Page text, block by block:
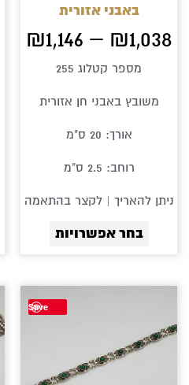
באבני אזורית
₪1,038
–
₪1,146
מספר קטלוג 255
משובץ באבני חן אזורית
אורך: 20 ס"מ
רוחב: 2.5 ס"מ
ניתן להאריך | לקצר בהתאמה
בחר אפשרויות
האפשרויות
Save
למוצר
מספר